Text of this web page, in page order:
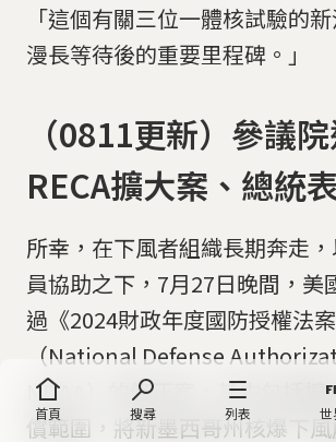
首頁 搜尋 列表 世
「這個有關三位一體核試驗的
漫長等待後的重要里程碑。」
（0811更新）參議
RECA擴大案、總統
所幸，在下風者組織長期奔走
員協助之下，7月27日晚間，美
過《2024財政年度國防授權法案
（National Defense
NDAA）的修正案，其中包括擴
償範圍，將新墨西哥州核爆下